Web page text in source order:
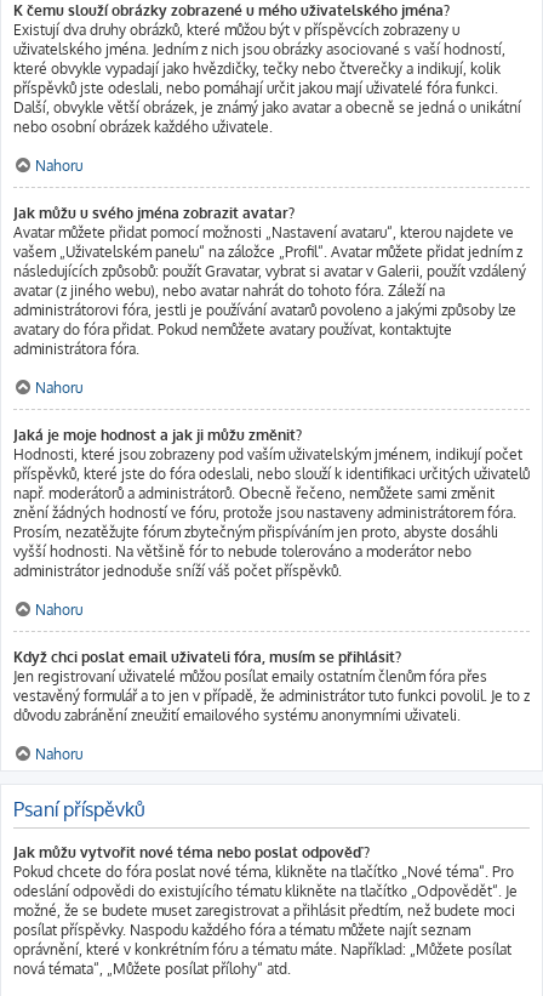
K čemu slouží obrázky zobrazené u mého uživatelského jména?
Existují dva druhy obrázků, které můžou být v příspěvcích zobrazeny u
uživatelského jména. Jedním z nich jsou obrázky asociované s vaší hodností,
které obvykle vypadají jako hvězdičky, tečky nebo čtverečky a indikují, kolik
příspěvků jste odeslali, nebo pomáhají určit jakou mají uživatelé fóra funkci.
Další, obvykle větší obrázek, je známý jako avatar a obecně se jedná o unikátní
nebo osobní obrázek každého uživatele.
Nahoru
Jak můžu u svého jména zobrazit avatar?
Avatar můžete přidat pomocí možnosti „Nastavení avataru“, kterou najdete ve
vašem „Uživatelském panelu“ na záložce „Profil“. Avatar můžete přidat jedním z
následujících způsobů: použít Gravatar, vybrat si avatar v Galerii, použít vzdálený
avatar (z jiného webu), nebo avatar nahrát do tohoto fóra. Záleží na
administrátorovi fóra, jestli je používání avatarů povoleno a jakými způsoby lze
avatary do fóra přidat. Pokud nemůžete avatary používat, kontaktujte
administrátora fóra.
Nahoru
Jaká je moje hodnost a jak ji můžu změnit?
Hodnosti, které jsou zobrazeny pod vaším uživatelským jménem, indikují počet
příspěvků, které jste do fóra odeslali, nebo slouží k identifikaci určitých uživatelů
např. moderátorů a administrátorů. Obecně řečeno, nemůžete sami změnit
znění žádných hodností ve fóru, protože jsou nastaveny administrátorem fóra.
Prosím, nezatěžujte fórum zbytečným přispíváním jen proto, abyste dosáhli
vyšší hodnosti. Na většině fór to nebude tolerováno a moderátor nebo
administrátor jednoduše sníží váš počet příspěvků.
Nahoru
Když chci poslat email uživateli fóra, musím se přihlásit?
Jen registrovaní uživatelé můžou posílat emaily ostatním členům fóra přes
vestavěný formulář a to jen v případě, že administrátor tuto funkci povolil. Je to z
důvodu zabránění zneužití emailového systému anonymními uživateli.
Nahoru
Psaní příspěvků
Jak můžu vytvořit nové téma nebo poslat odpověď?
Pokud chcete do fóra poslat nové téma, klikněte na tlačítko „Nové téma“. Pro
odeslání odpovědi do existujícího tématu klikněte na tlačítko „Odpovědět“. Je
možné, že se budete muset zaregistrovat a přihlásit předtím, než budete moci
posílat příspěvky. Naspodu každého fóra a tématu můžete najít seznam
oprávnění, které v konkrétním fóru a tématu máte. Například: „Můžete posílat
nová témata“, „Můžete posílat přílohy“ atd.